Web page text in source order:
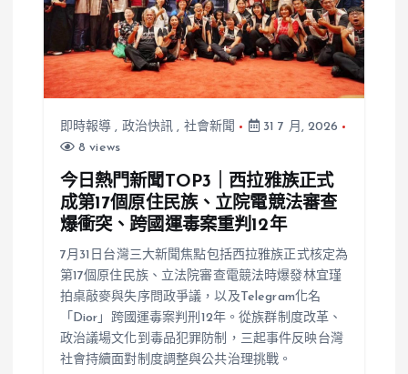
即時報導 , 政治快訊 , 社會新聞
31 7 月, 2026
8 views
今日熱門新聞TOP3｜西拉雅族正式
成第17個原住民族、立院電競法審查
爆衝突、跨國運毒案重判12年
7月31日台灣三大新聞焦點包括西拉雅族正式核定為
第17個原住民族、立法院審查電競法時爆發林宜瑾
拍桌敲麥與失序問政爭議，以及Telegram化名
「Dior」跨國運毒案判刑12年。從族群制度改革、
政治議場文化到毒品犯罪防制，三起事件反映台灣
社會持續面對制度調整與公共治理挑戰。